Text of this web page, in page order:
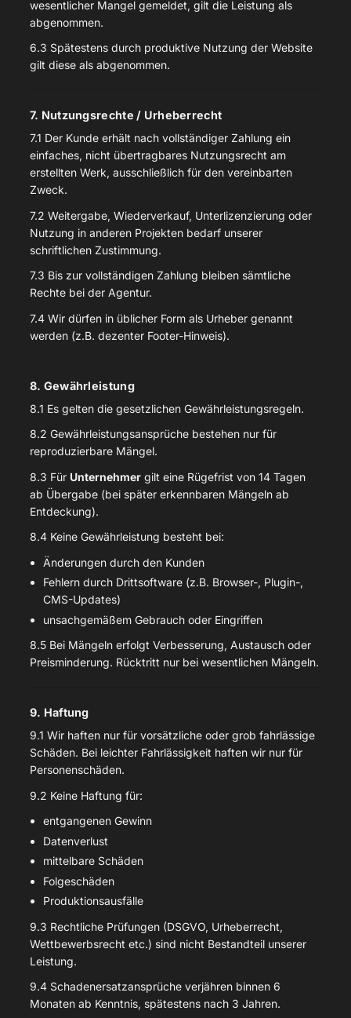
wesentlicher Mangel gemeldet, gilt die Leistung als
abgenommen.
6.3 Spätestens durch produktive Nutzung der Website
gilt diese als abgenommen.
7. Nutzungsrechte / Urheberrecht
7.1 Der Kunde erhält nach vollständiger Zahlung ein
einfaches, nicht übertragbares Nutzungsrecht am
erstellten Werk, ausschließlich für den vereinbarten
Zweck.
7.2 Weitergabe, Wiederverkauf, Unterlizenzierung oder
Nutzung in anderen Projekten bedarf unserer
schriftlichen Zustimmung.
7.3 Bis zur vollständigen Zahlung bleiben sämtliche
Rechte bei der Agentur.
7.4 Wir dürfen in üblicher Form als Urheber genannt
werden (z.B. dezenter Footer-Hinweis).
8. Gewährleistung
8.1 Es gelten die gesetzlichen Gewährleistungsregeln.
8.2 Gewährleistungsansprüche bestehen nur für
reproduzierbare Mängel.
8.3 Für Unternehmergilt eine Rügefrist von 14 Tagen
ab Übergabe (bei später erkennbaren Mängeln ab
Entdeckung).
8.4 Keine Gewährleistung besteht bei:
Änderungen durch den Kunden
Fehlern durch Drittsoftware (z.B. Browser-, Plugin-,
CMS-Updates)
unsachgemäßem Gebrauch oder Eingriffen
8.5 Bei Mängeln erfolgt Verbesserung, Austausch oder
Preisminderung. Rücktritt nur bei wesentlichen Mängeln.
9. Haftung
9.1 Wir haften nur für vorsätzliche oder grob fahrlässige
Schäden. Bei leichter Fahrlässigkeit haften wir nur für
Personenschäden.
9.2 Keine Haftung für:
entgangenen Gewinn
Datenverlust
mittelbare Schäden
Folgeschäden
Produktionsausfälle
9.3 Rechtliche Prüfungen (DSGVO, Urheberrecht,
Wettbewerbsrecht etc.) sind nicht Bestandteil unserer
Leistung.
9.4 Schadenersatzansprüche verjähren binnen 6
Monaten ab Kenntnis, spätestens nach 3 Jahren.